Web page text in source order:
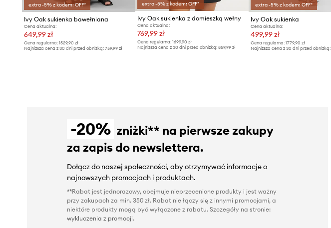
extra -5% z kodem: OFF*
Ivy Oak sukienka bawełniana
Cena aktualna:
649,99 zł
Cena regularna: 1529,90 zł
Najniższa cena z 30 dni przed obniżką: 759,99 zł
extra -5% z kodem: OFF*
Ivy Oak sukienka z domieszką wełny
Cena aktualna:
769,99 zł
Cena regularna:1699,90 zł
Najniższa cena z 30 dni przed obniżką:859,99 zł
extra -5% z kodem: OFF*
Ivy Oak sukienka
Cena aktualna:
499,99 zł
Cena regularna: 1779,90 zł
Najniższa cena z 30 dni przed obniżką:
-20% zniżki** na pierwsze zakupy
za zapis do newslettera.
Dołącz do naszej społeczności, aby otrzymywać informacje o
najnowszych promocjach i produktach.
**Rabat jest jednorazowy, obejmuje nieprzecenione produkty i jest ważny
przy zakupach za min. 350 zł. Rabat nie łączy się z innymi promocjami, a
niektóre produkty mogą być wyłączone z rabatu. Szczegóły na stronie:
wykluczenia z promocji.